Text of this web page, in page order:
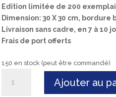
Edition limitée de 200
Dimension: 30 X 30 cm, bordure
Livraison sans cadre, en 7 à 10
Frais de port offerts
150 en stock (peut être commandé)
Ajouter au